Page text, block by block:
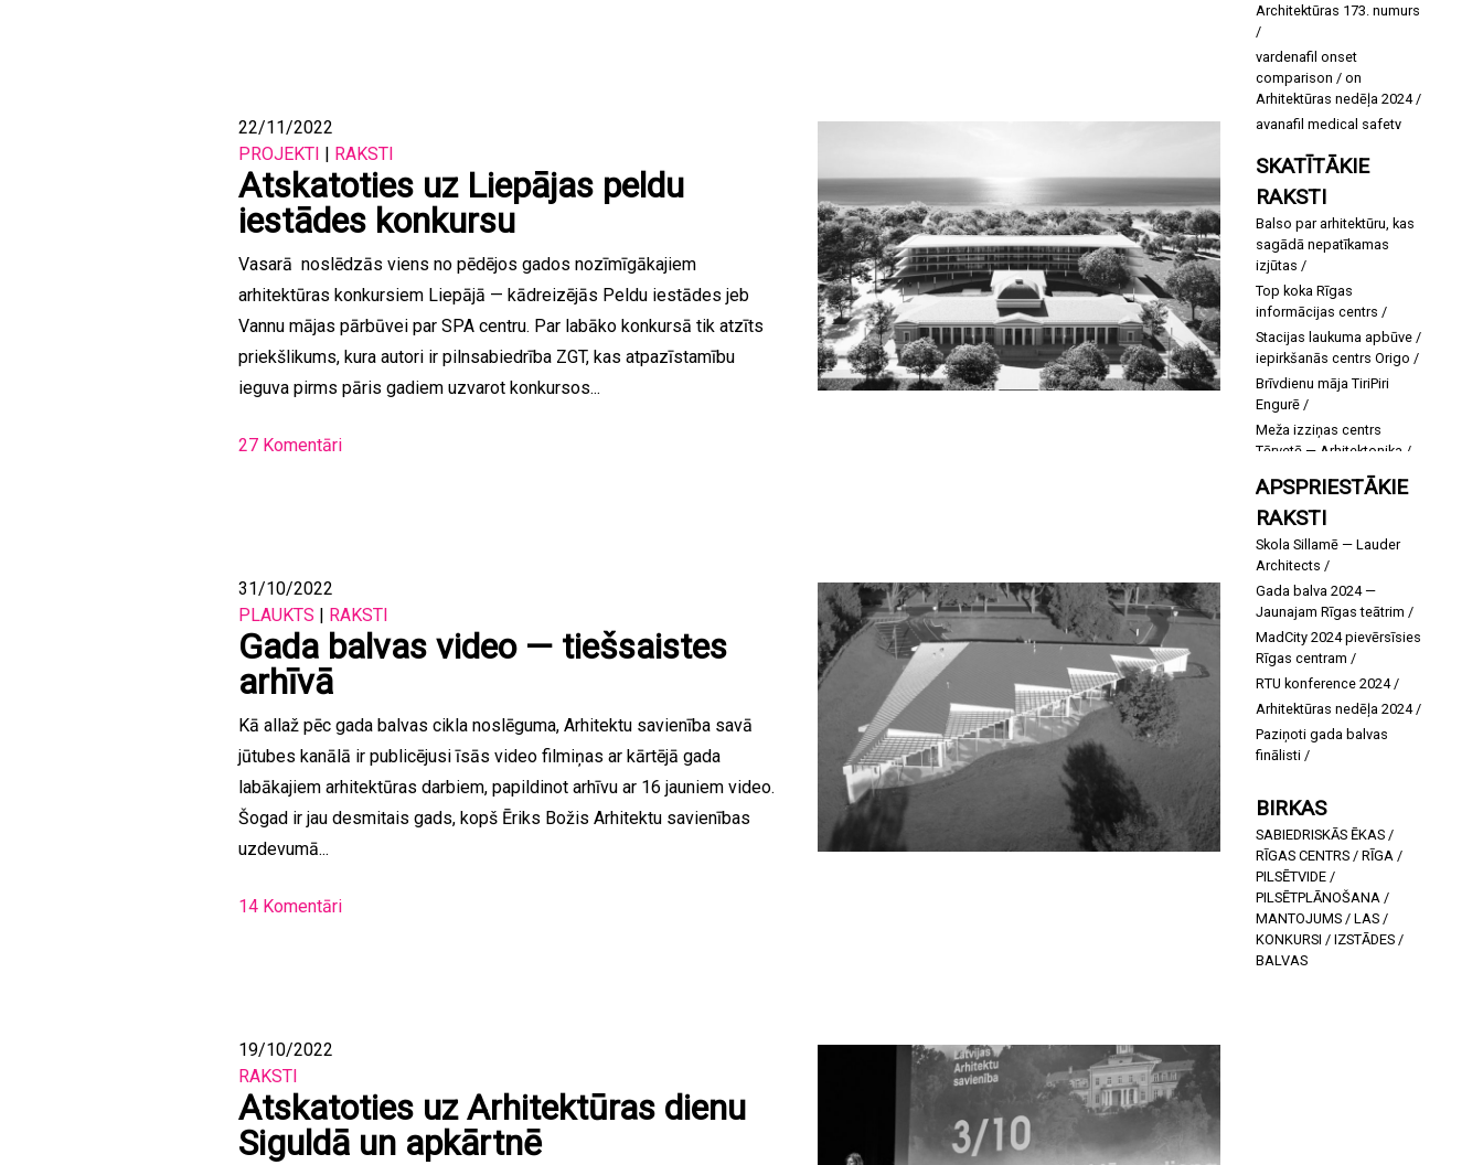
22/11/2022
PROJEKTI | RAKSTI
Atskatoties uz Liepājas peldu
iestādes konkursu
Vasarā noslēdzās viens no pēdējos gados nozīmīgākajiem
arhitektūras konkursiem Liepājā — kādreizējās Peldu iestādes jeb
Vannu mājas pārbūvei par SPA centru. Par labāko konkursā tik atzīts
priekšlikums, kura autori ir pilnsabiedrība ZGT, kas atpazīstamību
ieguva pirms pāris gadiem uzvarot konkursos...
27 Komentāri
31/10/2022
PLAUKTS | RAKSTI
Gada balvas video — tiešsaistes
arhīvā
Kā allaž pēc gada balvas cikla noslēguma, Arhitektu savienība savā
jūtubes kanālā ir publicējusi īsās video filmiņas ar kārtējā gada
labākajiem arhitektūras darbiem, papildinot arhīvu ar 16 jauniem video.
Šogad ir jau desmitais gads, kopš Ēriks Božis Arhitektu savienības
uzdevumā...
14 Komentāri
19/10/2022
RAKSTI
Atskatoties uz Arhitektūras dienu
Siguldā un apkārtnē
Architektūras 173. numurs
vardenafil onset
comparison
on
Arhitektūras nedēļa 2024
avanafil medical safety
2024 — Jaunajam Rīgas
teātrim
erectile functionon
Latvijas Architektūras 173.
numurs
SKATĪTĀKIE
RAKSTI
Balso par arhitektūru, kas
sagādā nepatīkamas
izjūtas
Top koka Rīgas
informācijas centrs
Stacijas laukuma apbūve /
iepirkšanās centrs Origo
Brīvdienu māja TiriPiri
Engurē
Meža izziņas centrs
Tērvetē — Arhitektonika
Mākslas muzeja projekta
izstāde
Saldus mākslas un
mūzikas skola — NRJA
Nams Maskavas un
Turgeņeva ielas stūrī
Substances priekšlikums
Ventspils arodskolai
Ko darīt arhitektam Latvijā?
APSPRIESTĀKIE
RAKSTI
Skola Sillamē — Lauder
Architects
Gada balva 2024 —
Jaunajam Rīgas teātrim
MadCity 2024 pievērsīsies
Rīgas centram
RTU konference 2024
Arhitektūras nedēļa 2024
Paziņoti gada balvas
finālisti
ainava — vēsture un
Latvijas Architektūras 173.
numurs
9 dienas Šveices
arhitektūrā. Ceļojuma
piezīmes I
Venēcijas biennāles
BIRKAS
SABIEDRISKĀS ĒKAS/
RĪGAS CENTRS/ RĪGA /
PILSĒTVIDE/
PILSĒTPLĀNOŠANA /
MANTOJUMS/ LAS/
KONKURSI / IZSTĀDES/
BALVAS